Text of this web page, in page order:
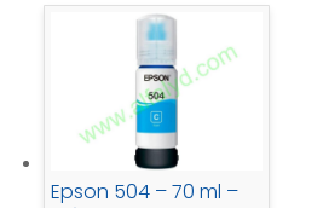
Epson 504 – 70 ml –